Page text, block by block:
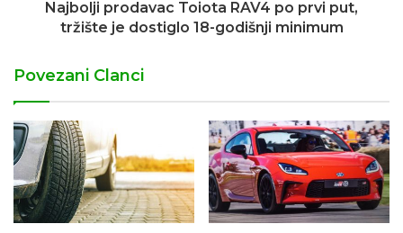
Najbolji prodavac Toiota RAV4 po prvi put,
tržište je dostiglo 18-godišnji minimum
Povezani Clanci